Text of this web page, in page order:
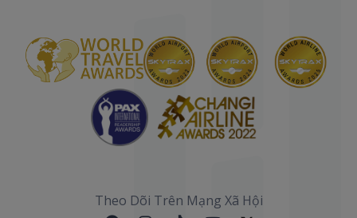
Theo Dõi Trên Mạng Xã Hội